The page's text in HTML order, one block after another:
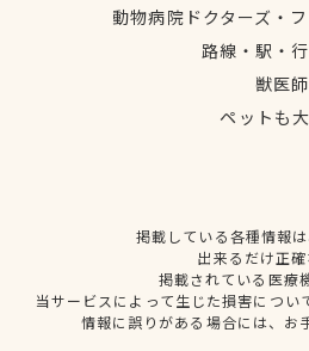
動物病院ドクターズ・
路線・駅・
獣医
ペットも
掲載している各種情報
出来るだけ正
掲載されている医療
当サービスによって生じた損害につ
情報に誤りがある場合には、お